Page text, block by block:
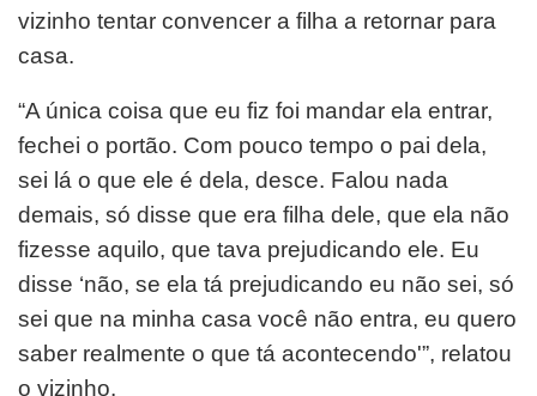
vizinho tentar convencer a filha a retornar para
casa.
“A única coisa que eu fiz foi mandar ela entrar,
fechei o portão. Com pouco tempo o pai dela,
sei lá o que ele é dela, desce. Falou nada
demais, só disse que era filha dele, que ela não
fizesse aquilo, que tava prejudicando ele. Eu
disse ‘não, se ela tá prejudicando eu não sei, só
sei que na minha casa você não entra, eu quero
saber realmente o que tá acontecendo'”, relatou
o vizinho.